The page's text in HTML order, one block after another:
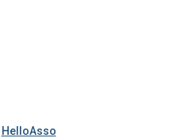
HelloAsso